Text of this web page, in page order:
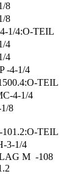
8
8
1/4:O-TEIL
4
4
-4-1/4
TEIL
4-1/4
8
TEIL
3-1/4
M -108